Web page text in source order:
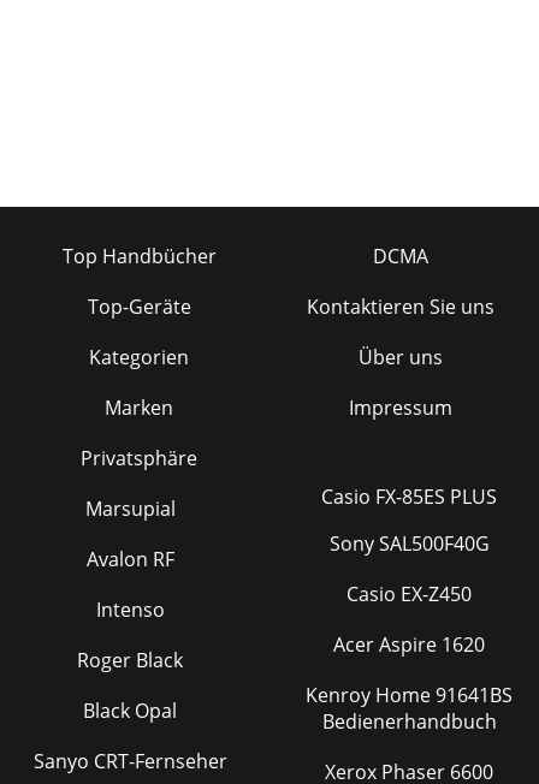
Top Handbücher
Top-Geräte
Kategorien
Marken
Privatsphäre
DCMA
Kontaktieren Sie uns
Über uns
Impressum
Marsupial
Avalon RF
Intenso
Roger Black
Black Opal
Sanyo CRT-Fernseher
Casio FX-85ES PLUS
Sony SAL500F40G
Casio EX-Z450
Acer Aspire 1620
Kenroy Home 91641BS
Bedienerhandbuch
Xerox Phaser 6600